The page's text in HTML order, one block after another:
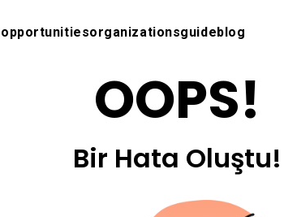
opportunitiesorganizationsguideblog
OOPS!
Bir Hata Oluştu!